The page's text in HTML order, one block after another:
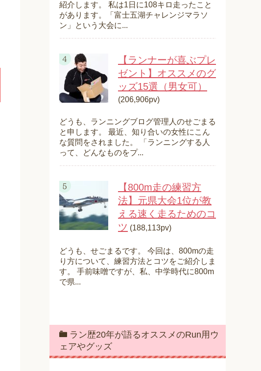
紹介します。 私は1日に108キロ走ったこと
があります。「富士五湖チャレンジマラソ
ン」という大会に...
【ランナーが喜ぶプレ
ゼント】オススメのグ
ッズ15選（男女可）
(206,906pv)
どうも、ランニングブログ管理人のせごまる
と申します。 最近、知り合いの女性にこん
な質問をされました。 「ランニングする人
って、どんなものをプ...
【800m走の練習方
法】元県大会1位が教
える速く走るためのコ
ツ (188,113pv)
どうも、せごまるです。 今回は、800mの走
り方について、練習方法とコツをご紹介しま
す。 手前味噌ですが、私、中学時代に800m
で県...
ラン歴20年が語るオススメのRun用ウ
ェアやグッズ